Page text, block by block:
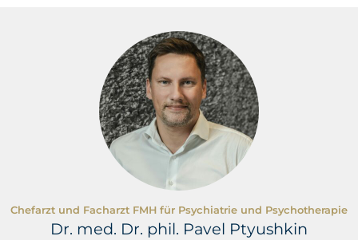
Chefarzt und Facharzt FMH für Psychiatrie und Psychotherapie
Dr. med. Dr. phil. Pavel Ptyushkin